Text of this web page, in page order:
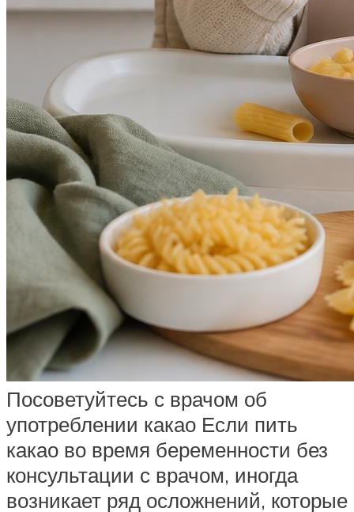
Посоветуйтесь с врачом об
употреблении какао Если пить
какао во время беременности без
консультации с врачом, иногда
возникает ряд осложнений, которые